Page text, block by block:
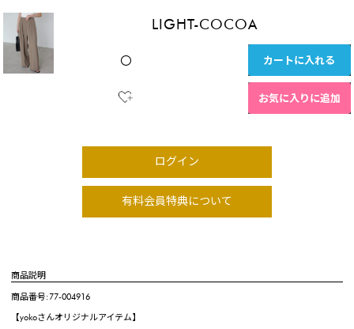
LIGHT-COCOA
〇 カートに入れる
お気に入りに追加
ログイン
有料会員特典について
商品説明
商品番号:77-004916
【yokoさんオリジナルアイテム】